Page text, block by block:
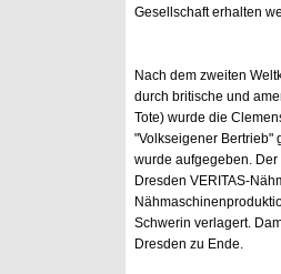
Gesellschaft erhalten
Nach dem zweiten
durch britische und
Tote) wurde die
"Volkseigener Bertrieb"
wurde aufgegeben.
Dresden VERITAS-
Schwerin verlagert.
Dresden zu Ende.